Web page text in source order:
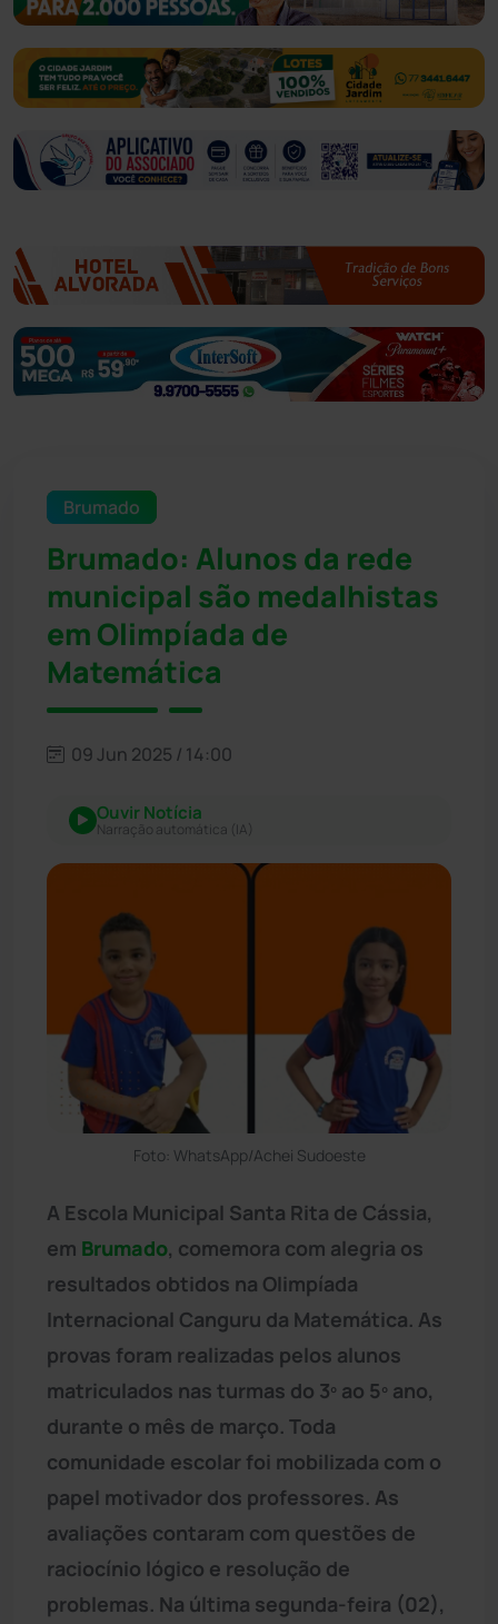
Brumado
Brumado: Alunos da rede
municipal são medalhistas
em Olimpíada de
Matemática
09 Jun 2025 / 14:00
Ouvir Notícia
Narração automática (IA)
Foto: WhatsApp/Achei Sudoeste
A Escola Municipal Santa Rita de Cássia,
em Brumado, comemora com alegria os
resultados obtidos na Olimpíada
Internacional Canguru da Matemática. As
provas foram realizadas pelos alunos
matriculados nas turmas do 3º ao 5º ano,
durante o mês de março. Toda
comunidade escolar foi mobilizada com o
papel motivador dos professores. As
avaliações contaram com questões de
raciocínio lógico e resolução de
problemas. Na última segunda-feira (02),